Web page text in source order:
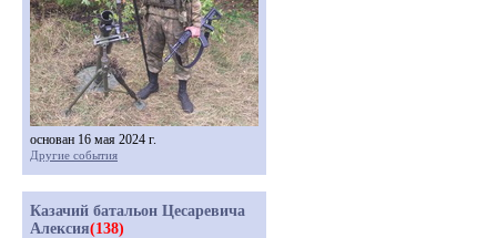
основан 16 мая 2024 г.
Другие события
Казачий батальон Цесаревича
Алексия(138)